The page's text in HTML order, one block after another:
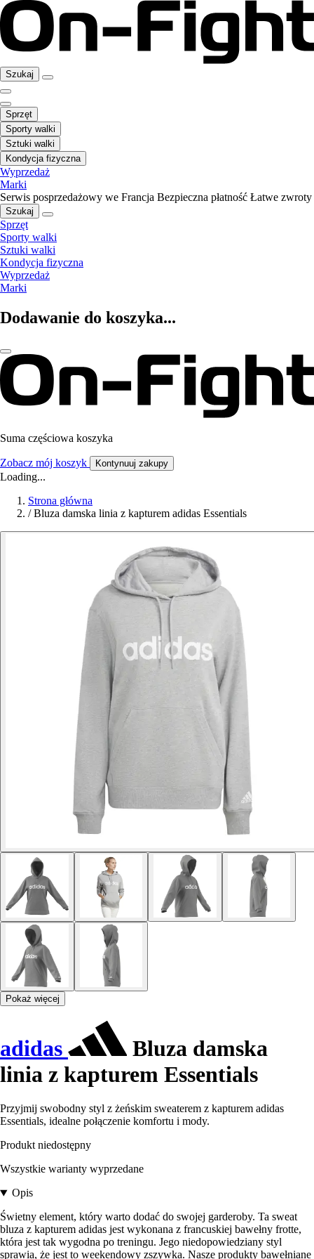
Szukaj
Sprzęt
Sporty walki
Sztuki walki
Kondycja fizyczna
Wyprzedaż
Marki
Serwis posprzedażowy we Francja Bezpieczna płatność Łatwe zwroty
Szukaj
Sprzęt
Sporty walki
Sztuki walki
Kondycja fizyczna
Wyprzedaż
Marki
Dodawanie do koszyka...
Suma częściowa koszyka
Zobacz mój koszyk Kontynuuj zakupy
Loading...
Strona główna
/ Bluza damska linia z kapturem adidas Essentials
Pokaż więcej
adidas
Bluza damska
linia z kapturem Essentials
Przyjmij swobodny styl z żeńskim sweaterem z kapturem adidas
Essentials, idealne połączenie komfortu i mody.
Produkt niedostępny
Wszystkie warianty wyprzedane
Opis
Świetny element, który warto dodać do swojej garderoby. Ta sweat
bluza z kapturem adidas jest wykonana z francuskiej bawełny frotte,
która jest tak wygodna po treningu. Jego niedopowiedziany styl
sprawia, że jest to weekendowy zszywka. Nasze produkty bawełniane